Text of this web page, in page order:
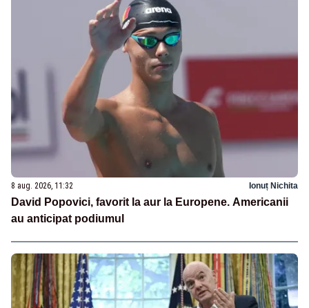
8 aug. 2026, 11:32 Ionuț Nichita
David Popovici, favorit la aur la Europene. Americanii
au anticipat podiumul